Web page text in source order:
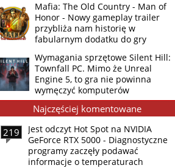
Mafia: The Old Country - Man of
Honor - Nowy gameplay trailer
przybliża nam historię w
fabularnym dodatku do gry
Wymagania sprzętowe Silent Hill:
Townfall PC. Mimo że Unreal
Engine 5, to gra nie powinna
wymęczyć komputerów
Najczęściej komentowane
219
Jest odczyt Hot Spot na NVIDIA
GeForce RTX 5000 - Diagnostyczne
programy zaczęły podawać
informacje o temperaturach